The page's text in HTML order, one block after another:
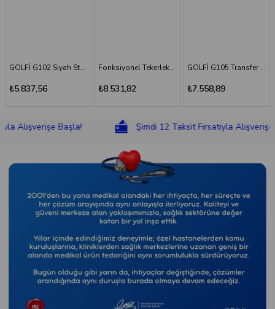
Fonksiyonel Tekerlekli Sandalye
₺8.531,82
GOLFİ G105 Transfer Sandalyesi
₺7.558,89
GOLFİ G106 Fonksiyonel Tekerlekli Sandalye
₺8.831,18
Başla! Şimdi 12 Taksit Fırsatıyla Alışverişe Başla!